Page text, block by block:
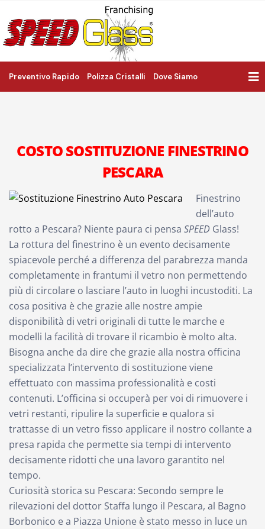
Preventivo Rapido Polizza Cristalli Dove Siamo
COSTO SOSTITUZIONE FINESTRINO
PESCARA
Finestrino
dell’auto
rotto a Pescara? Niente paura ci pensa SPEED Glass!
La rottura del finestrino è un evento decisamente
spiacevole perché a differenza del parabrezza manda
completamente in frantumi il vetro non permettendo
più di circolare o lasciare l’auto in luoghi incustoditi. La
cosa positiva è che grazie alle nostre ampie
disponibilità di vetri originali di tutte le marche e
modelli la facilità di trovare il ricambio è molto alta.
Bisogna anche da dire che grazie alla nostra officina
specializzata l’intervento di sostituzione viene
effettuato con massima professionalità e costi
contenuti. L’officina si occuperà per voi di rimuovere i
vetri restanti, ripulire la superficie e qualora si
trattasse di un vetro fisso applicare il nostro collante a
presa rapida che permette sia tempi di intervento
decisamente ridotti che una lavoro garantito nel
tempo.
Curiosità storica su Pescara: Secondo sempre le
rilevazioni del dottor Staffa lungo il Pescara, al Bagno
Borbonico e a Piazza Unione è stato messo in luce un